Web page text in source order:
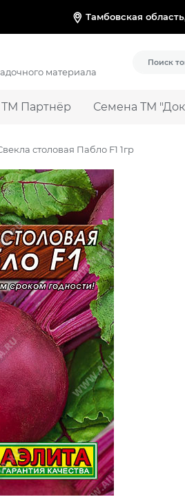
Тамбовская
материала
Партнёр Семена ТМ
столовая Пабло F1 1гр